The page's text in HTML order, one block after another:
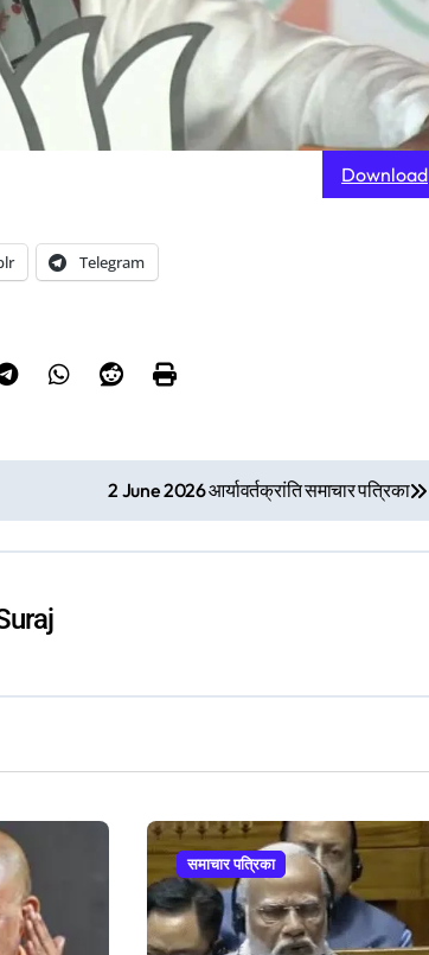
Download
Telegram
2 June 2026 आर्यावर्तक्रांति समाचार पत्रिका
समाचार पत्रिका